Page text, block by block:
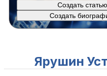
Создать статью
Создать
Ярушин